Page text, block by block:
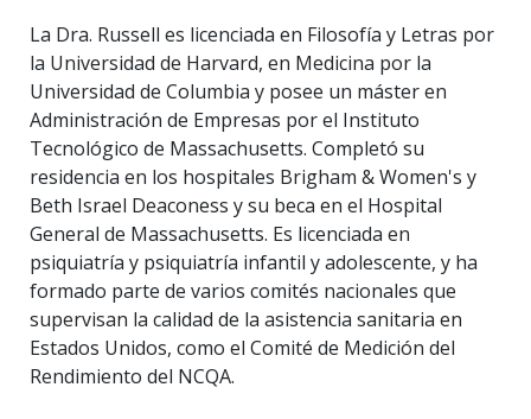
La Dra. Russell es licenciada en Filosofía y Letras por
la Universidad de Harvard, en Medicina por la
Universidad de Columbia y posee un máster en
Administración de Empresas por el Instituto
Tecnológico de Massachusetts. Completó su
residencia en los hospitales Brigham & Women's y
Beth Israel Deaconess y su beca en el Hospital
General de Massachusetts. Es licenciada en
psiquiatría y psiquiatría infantil y adolescente, y ha
formado parte de varios comités nacionales que
supervisan la calidad de la asistencia sanitaria en
Estados Unidos, como el Comité de Medición del
Rendimiento del NCQA.